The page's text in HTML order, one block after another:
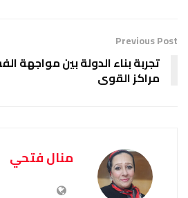
Previous Post
تجربة بناء الدولة بين مواجهة
مراكز القوى
منال فتحي